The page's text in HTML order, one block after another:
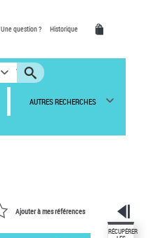
Une question ? Historique
AUTRES RECHERCHES
Ajouter à mes références
RÉCUPÉRER